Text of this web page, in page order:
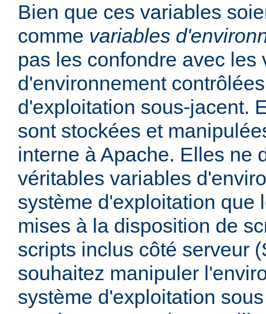
Bien que ces variables
comme variables
pas les confondre avec les
d'environnement
d'exploitation sous-jacent.
sont stockées et
interne à Apache. Elles ne
véritables variables
système d'exploitation que
mises à la disposition de
scripts inclus côté serveur
souhaitez manipuler
système d'exploitation